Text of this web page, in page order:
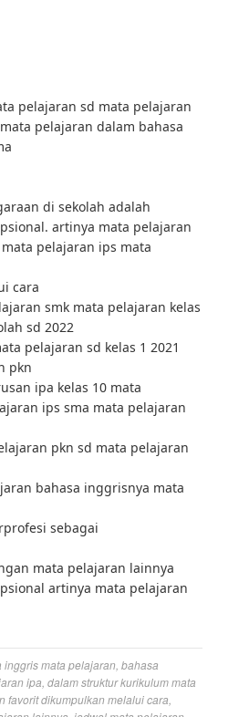
pelajaran sd mata pelajaran
pelajaran dalam bahasa
di sekolah adalah
artinya mata pelajaran
pelajaran ips mata
cara
smk mata pelajaran kelas
sd 2022
pelajaran sd kelas 1 2021
pkn
ipa kelas 10 mata
ips sma mata pelajaran
pkn sd mata pelajaran
bahasa inggrisnya mata
sebagai
mata pelajaran lainnya
artinya mata pelajaran
inggris mata pelajaran bahasa
ipa dalam struktur kurikulum mata
favorit dikumpulkan melalui cara